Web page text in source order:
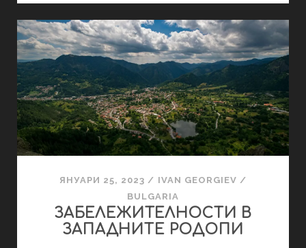
ЧЕРНОМОРИЕ
ЯНУАРИ 25, 2023 / IVAN GEORGIEV /
BULGARIA
ЗАБЕЛЕЖИТЕЛНОСТИ В
ЗАПАДНИТЕ РОДОПИ